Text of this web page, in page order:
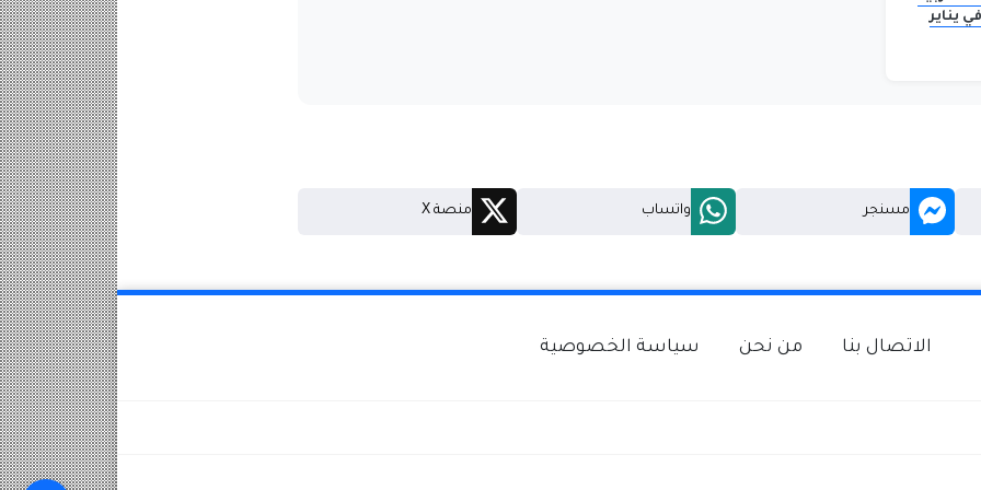
يناير
مسنجر واتساب منصة X
الاتصال بنا من نحن سياسة الخصوصية